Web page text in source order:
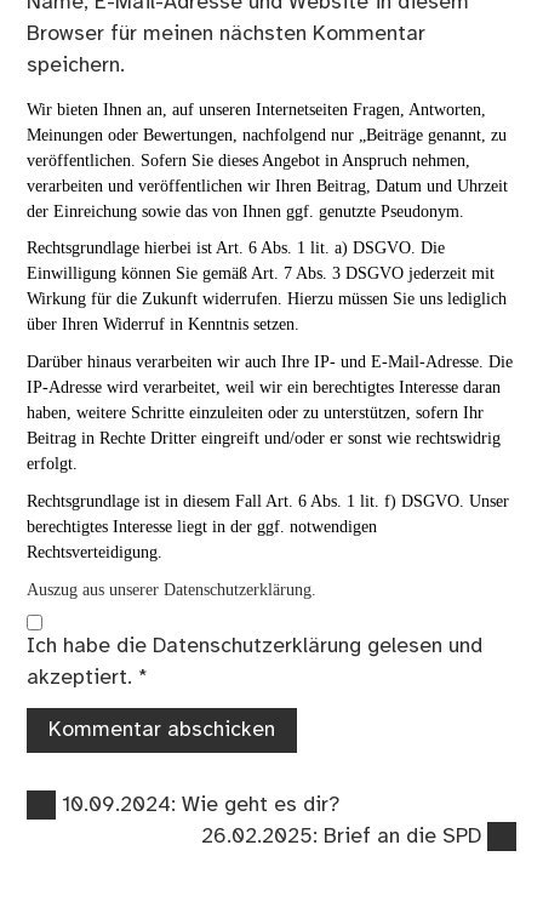
Browser für meinen nächsten Kommentar
speichern.
Wir bieten Ihnen an, auf unseren Internetseiten Fragen, Antworten,
Meinungen oder Bewertungen, nachfolgend nur „Beiträge genannt, zu
veröffentlichen. Sofern Sie dieses Angebot in Anspruch nehmen,
verarbeiten und veröffentlichen wir Ihren Beitrag, Datum und Uhrzeit
der Einreichung sowie das von Ihnen ggf. genutzte Pseudonym.
Rechtsgrundlage hierbei ist Art. 6 Abs. 1 lit. a) DSGVO. Die
Einwilligung können Sie gemäß Art. 7 Abs. 3 DSGVO jederzeit mit
Wirkung für die Zukunft widerrufen. Hierzu müssen Sie uns lediglich
über Ihren Widerruf in Kenntnis setzen.
Darüber hinaus verarbeiten wir auch Ihre IP- und E-Mail-Adresse. Die
IP-Adresse wird verarbeitet, weil wir ein berechtigtes Interesse daran
haben, weitere Schritte einzuleiten oder zu unterstützen, sofern Ihr
Beitrag in Rechte Dritter eingreift und/oder er sonst wie rechtswidrig
erfolgt.
Rechtsgrundlage ist in diesem Fall Art. 6 Abs. 1 lit. f) DSGVO. Unser
berechtigtes Interesse liegt in der ggf. notwendigen
Rechtsverteidigung.
Auszug aus unserer Datenschutzerklärung.
Ich habe die Datenschutzerklärung gelesen und
akzeptiert. *
Beitragsnavigation
Vorheriger
10.09.2024: Wie geht es dir?
Nächster
26.02.2025: Brief an die SPD